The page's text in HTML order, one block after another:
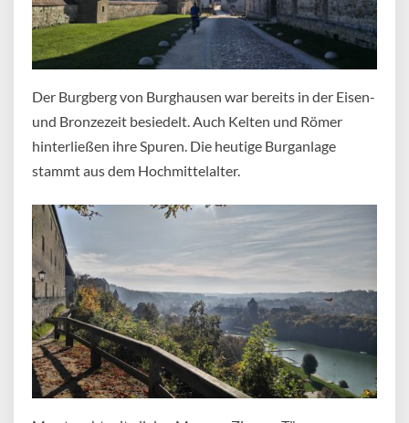
Der Burgberg von Burghausen war bereits in der Eisen-
und Bronzezeit besiedelt. Auch Kelten und Römer
hinterließen ihre Spuren. Die heutige Burganlage
stammt aus dem Hochmittelalter.